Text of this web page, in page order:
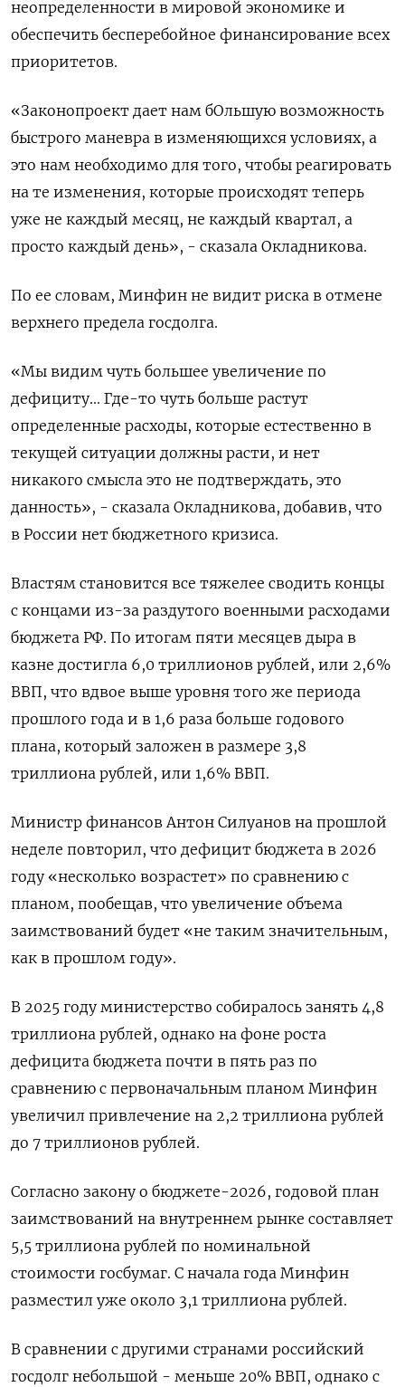
⁠неопределенности в мировой экономике и
обеспечить бесперебойное финансирование всех
приоритетов.
«Законопроект дает нам бОльшую возможность
быстрого ‌маневра в изменяющихся условиях, а
это нам необходимо для ‌того, чтобы реагировать
на те изменения, которые происходят теперь
уже не каждый месяц, не каждый квартал, а
просто каждый день», - сказала Окладникова.
По ​ее словам, Минфин не видит риска в отмене
верхнего предела госдолга.
«Мы видим чуть большее увеличение по
дефициту... Где-то ‌чуть больше растут
определенные расходы, которые естественно в
текущей ситуации должны расти, и нет
никакого смысла это не подтверждать, ​это
данность», - сказала Окладникова, добавив, что
в России нет бюджетного кризиса.
Властям становится все тяжелее сводить концы
с концами из-за раздутого ‌военными расходами
бюджета РФ. По итогам пяти месяцев дыра в
казне достигла 6,0 триллионов рублей, или 2,6%
ВВП, что вдвое выше уровня того же периода
прошлого года и в 1,6 раза больше годового ​
плана, который заложен в размере ​3,8
триллиона рублей, или 1,6% ‌ВВП.
Министр финансов Антон Силуанов на прошлой
неделе повторил, что дефицит бюджета в 2026
году «несколько возрастет» по сравнению с
планом, ​пообещав, что увеличение объема
заимствований будет «не таким значительным,
как в прошлом году».
В 2025 году министерство собиралось занять 4,8
триллиона рублей, однако на фоне роста
дефицита бюджета почти в пять раз по
сравнению с первоначальным планом Минфин
увеличил привлечение на 2,2 триллиона рублей
до 7 триллионов рублей.
Согласно закону о бюджете-2026, годовой план
заимствований на внутреннем рынке составляет
5,5 триллиона рублей по номинальной
стоимости госбумаг. С начала года Минфин
разместил уже около 3,1 триллиона рублей.
В сравнении с другими странами российский
госдолг небольшой - меньше 20% ВВП, ​однако с